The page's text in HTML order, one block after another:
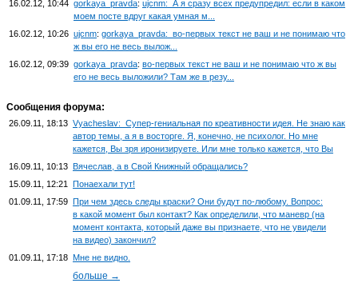
16.02.12, 10:44 gorkaya_pravda: ujcnm: А я сразу всех предупредил: если в каком
моем посте вдруг какая умная м...
16.02.12, 10:26 ujcnm: gorkaya_pravda: во-первых текст не ваш и не понимаю что
ж вы его не весь вылож...
16.02.12, 09:39 gorkaya_pravda: во-первых текст не ваш и не понимаю что ж вы
его не весь выложили? Там же в резу...
Сообщения форума:
26.09.11, 18:13 Vyacheslav: Супер-гениальная по креативности идея. Не знаю как
автор темы, а я в восторге. Я, конечно, не психолог. Но мне
кажется, Вы зря иронизируете. Или мне только кажется, что Вы
16.09.11, 10:13
Вячеслав, а в Свой Книжный обращались?
15.09.11, 12:21
Понаехали тут!
01.09.11, 17:59
При чем здесь следы краски? Они будут по-любому. Вопрос:
в какой момент был контакт? Как определили, что маневр (на
момент контакта, который даже вы признаете, что не увидели
на видео) закончил?
01.09.11, 17:18 Мне не видно.
больше →